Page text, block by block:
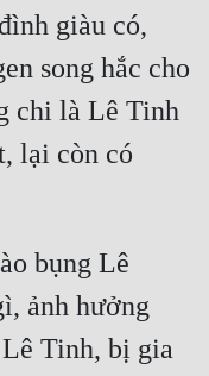
giàu có,
song hắc cho
chi là Lê Tinh
lại còn có
bụng Lê
ảnh hưởng
Lê Tinh, bị gia